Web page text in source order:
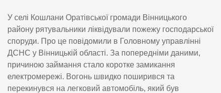
У селі Кошлани Оратівської громади Вінницького
району рятувальники ліквідували пожежу господарської
споруди. Про це повідомили в Головному управлінні
ДСНС у Вінницькій області. За попередніми даними,
причиною займання стало коротке замикання
електромережі. Вогонь швидко поширився та
перекинувся на легковий автомобіль, який був